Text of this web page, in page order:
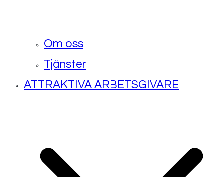
Om oss
Tjänster
ATTRAKTIVA ARBETSGIVARE